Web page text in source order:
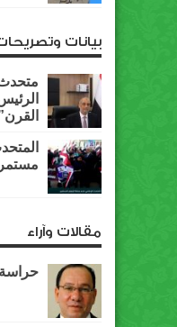
بيانات
متحدث
مقالات وآراء